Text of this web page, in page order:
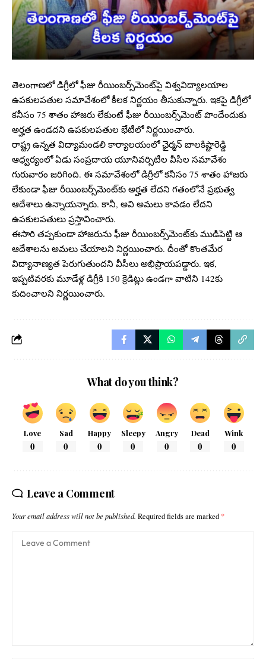
తెలంగాణ‌లో డిగ్రీలో ఫీజు రీయింబ‌ర్స్‌మెంట్‌పై విశ్వవిద్యాల‌యాల‌
ఉప‌కుల‌ప‌తుల స‌మావేశంలో కీల‌క నిర్ణ‌యం తీసుకున్నారు. ఇక‌పై డిగ్రీలో
క‌నీసం 75 శాతం హాజ‌రు లేకుంటే ఫీజు రీయింబ‌ర్స్‌మెంట్ పొందేందుకు
అర్హ‌త ఉండ‌ద‌ని ఉప‌కుల‌ప‌తుల భేటీలో నిర్ణ‌యించారు.
రాష్ట్ర ఉన్న‌త విద్యామండ‌లి కార్యాల‌యంలో ఛైర్మ‌న్ బాల‌కిష్టారెడ్డి
ఆధ్వ‌ర్యంలో ఏడు సంప్ర‌దాయ యూనివ‌ర్సిటీల వీసీల స‌మావేశం
గురువారం జ‌రిగింది. ఈ స‌మావేశంలో డిగ్రీలో క‌నీసం 75 శాతం హాజ‌రు
లేకుండా ఫీజు రీయింబ‌ర్స్‌మెంట్‌కు అర్హ‌త లేద‌ని గ‌తంలోనే ప్ర‌భుత్వ
ఆదేశాలు ఉన్నాయ‌న్నారు. కానీ, అవి అమ‌లు కావ‌డం లేద‌ని
ఉప‌కుల‌ప‌తులు ప్ర‌స్తావించారు.
ఈసారి త‌ప్ప‌కుండా హాజ‌రును ఫీజు రీయింబ‌ర్స్‌మెంట్‌కు ముడిపెట్టి ఆ
ఆదేశాల‌ను అమ‌లు చేయాల‌ని నిర్ణ‌యించారు. దీంతో కొంత‌మేర
విద్యానాణ్య‌త పెరుగుతుంద‌ని వీసీలు అభిప్రాయ‌ప‌డ్డారు. ఇక‌,
ఇప్ప‌టివ‌ర‌కు మూడేళ్ల డిగ్రీకి 150 క్రెడిట్లు ఉండ‌గా వాటిని 142కు
కుదించాల‌ని నిర్ణ‌యించారు.
What do you think?
Love
0
Sad
0
Happy
0
Sleepy
0
Angry
0
Dead
0
Wink
0
Leave a Comment
Your email address will not be published. Required fields are marked *